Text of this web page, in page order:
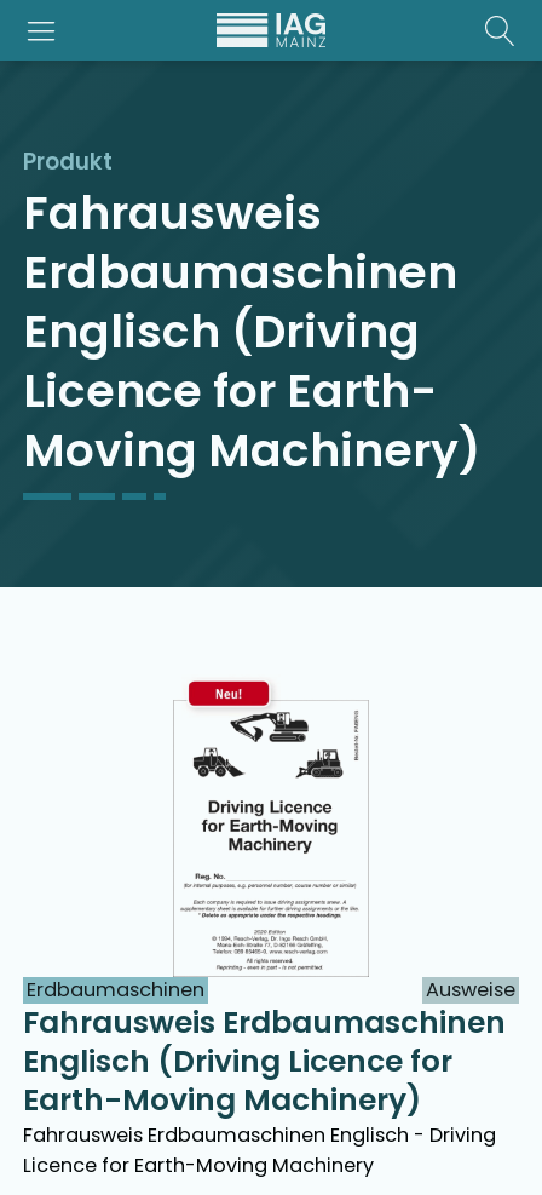
Produkt
Fahrausweis
Erdbaumaschinen
Englisch (Driving
Licence for Earth-
Moving Machinery)
Erdbaumaschinen Ausweise
Fahrausweis Erdbaumaschinen
Englisch (Driving Licence for
Earth-Moving Machinery)
Fahrausweis Erdbaumaschinen Englisch - Driving
Licence for Earth-Moving Machinery